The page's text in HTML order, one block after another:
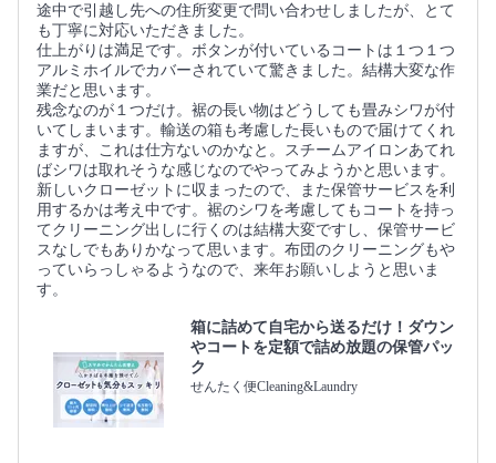
途中で引越し先への住所変更で問い合わせしましたが、とて
も丁寧に対応いただきました。
仕上がりは満足です。ボタンが付いているコートは１つ１つ
アルミホイルでカバーされていて驚きました。結構大変な作
業だと思います。
残念なのが１つだけ。裾の長い物はどうしても畳みシワが付
いてしまいます。輸送の箱も考慮した長いもので届けてくれ
ますが、これは仕方ないのかなと。スチームアイロンあてれ
ばシワは取れそうな感じなのでやってみようかと思います。
新しいクローゼットに収まったので、また保管サービスを利
用するかは考え中です。裾のシワを考慮してもコートを持っ
てクリーニング出しに行くのは結構大変ですし、保管サービ
スなしでもありかなって思います。布団のクリーニングもや
っていらっしゃるようなので、来年お願いしようと思いま
す。
箱に詰めて自宅から送るだけ！ダウン
やコートを定額で詰め放題の保管パッ
ク
せんたく便Cleaning&Laundry